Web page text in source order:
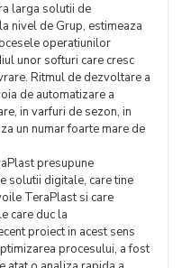
larga solutii de
nivel de Grup, estimeaza
operatiunilor
unor softuri care cresc
Ritmul de dezvoltare a
de automatizare a
in varfuri de sezon, in
un numar foarte mare de
presupune
solutii digitale, care tine
TeraPlast si care
care duc la
proiect in acest sens
procesului, a fost